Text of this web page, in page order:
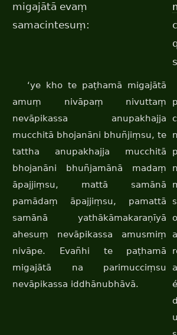
migajātā evaṃ
samacintesuṃ:
‘ye kho te paṭhamā migajātā
amuṃ nivāpaṃ nivuttaṃ
nevāpikassa anupakhajja
mucchitā bhojanāni bhuñjiṃsu, te
tattha anupakhajja mucchitā
bhojanāni bhuñjamānā madaṃ
āpajjiṃsu, mattā samānā
pamādaṃ āpajjiṃsu, pamattā
samānā yathākāmakaraṇīyā
ahesuṃ nevāpikassa amusmiṃ
nivāpe. Evañhi te paṭhamā
migajātā na parimucciṃsu
nevāpikassa iddhānubhāvā.